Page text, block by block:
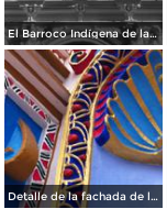
El Barroco Indígena de la Parroquia
Detalle de la fachada de la Parroquia de Chignahuapan